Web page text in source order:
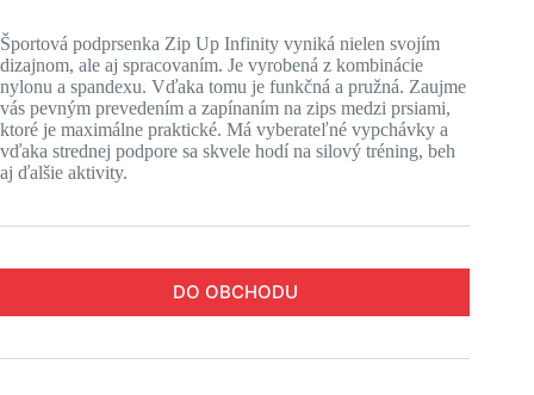
bola:
83,95 €.
je:
66,95 €.
Športová podprsenka Zip Up Infinity vyniká nielen svojím
dizajnom, ale aj spracovaním. Je vyrobená z kombinácie
nylonu a spandexu. Vďaka tomu je funkčná a pružná. Zaujme
vás pevným prevedením a zapínaním na zips medzi prsiami,
ktoré je maximálne praktické. Má vyberateľné vypchávky a
vďaka strednej podpore sa skvele hodí na silový tréning, beh
aj ďalšie aktivity.
DO OBCHODU